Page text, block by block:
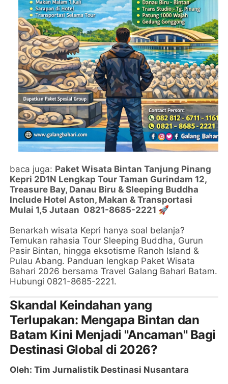
baca juga: Paket Wisata Bintan Tanjung Pinang
Kepri 2D1N Lengkap Tour Taman Gurindam 12,
Treasure Bay, Danau Biru & Sleeping Buddha
Include Hotel Aston, Makan & Transportasi
Mulai 1,5 Jutaan 0821-8685-2221 🚀
Benarkah wisata Kepri hanya soal belanja?
Temukan rahasia Tour Sleeping Buddha, Gurun
Pasir Bintan, hingga eksotisme Ranoh Island &
Pulau Abang. Panduan lengkap Paket Wisata
Bahari 2026 bersama Travel Galang Bahari Batam.
Hubungi 0821-8685-2221.
Skandal Keindahan yang
Terlupakan: Mengapa Bintan dan
Batam Kini Menjadi "Ancaman" Bagi
Destinasi Global di 2026?
Oleh: Tim Jurnalistik Destinasi Nusantara